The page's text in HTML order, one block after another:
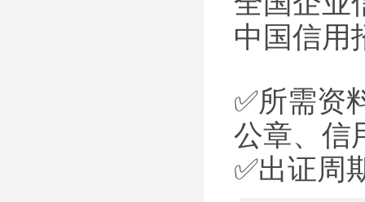
中国信用
✅所需资
公章、信
✅出证周